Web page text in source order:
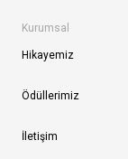
Kurumsal
Hikayemiz
Ödüllerimiz
İletişim